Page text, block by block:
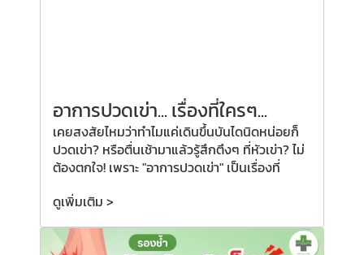
อาการปวดเข่า... เรื่องที่ใครๆ...
เคยสงสัยไหมว่าทำไมแค่เดินขึ้นบันไดนิดหน่อยก็
ปวดเข่า? หรือตื่นเช้ามาแล้วรู้สึกตึงๆ ที่หัวเข่า? ไม่
ต้องตกใจ! เพราะ "อาการปวดเข่า" เป็นเรื่องที่
ดูเพิ่มเติม >